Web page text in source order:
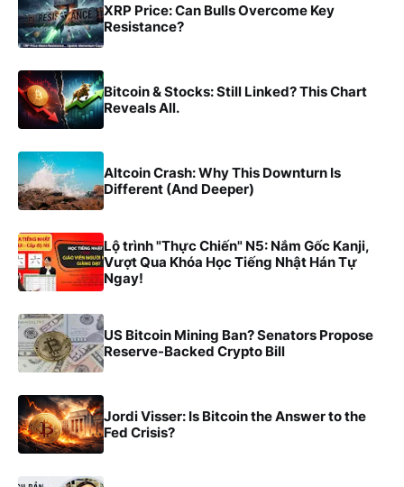
XRP Price: Can Bulls Overcome Key
Resistance?
Bitcoin & Stocks: Still Linked? This Chart
Reveals All.
Altcoin Crash: Why This Downturn Is
Different (And Deeper)
Lộ trình "Thực Chiến" N5: Nắm Gốc Kanji,
Vượt Qua Khóa Học Tiếng Nhật Hán Tự
Ngay!
US Bitcoin Mining Ban? Senators Propose
Reserve-Backed Crypto Bill
Jordi Visser: Is Bitcoin the Answer to the
Fed Crisis?